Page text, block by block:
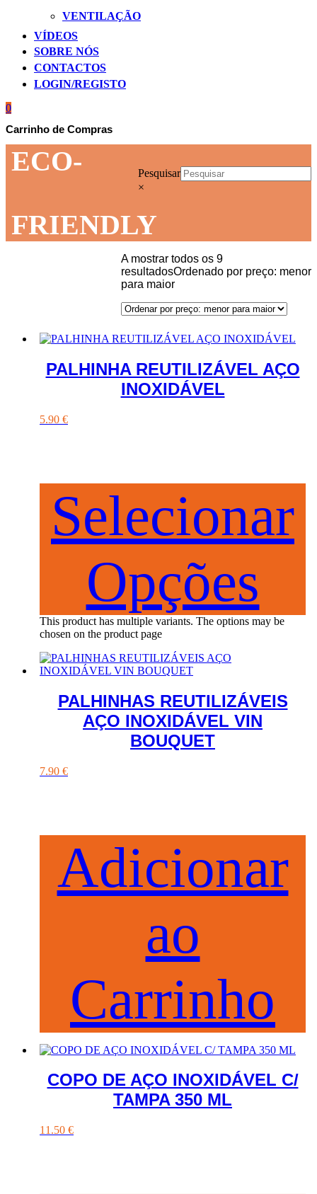
VENTILAÇÃO
VÍDEOS
SOBRE NÓS
CONTACTOS
LOGIN/REGISTO
0
Carrinho de Compras
Pesquisar
×
ECO-
FRIENDLY
A mostrar todos os 9
resultadosOrdenado por preço: menor
para maior
PALHINHA REUTILIZÁVEL AÇO
INOXIDÁVEL
5.90 €
Selecionar
Opções
This product has multiple variants. The options may be
chosen on the product page
PALHINHAS REUTILIZÁVEIS
AÇO INOXIDÁVEL VIN
BOUQUET
7.90 €
Adicionar
ao
Carrinho
COPO DE AÇO INOXIDÁVEL C/
TAMPA 350 ML
11.50 €